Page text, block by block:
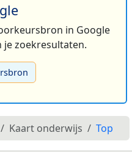
in Google
je zoekresultaten.
Kaart onderwijs Top